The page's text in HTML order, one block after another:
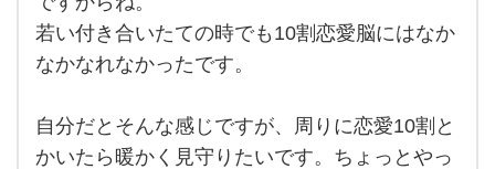
か。
まず
は2
人で
いる
お金
や安
定し
若い付き合いたての時でも10割恋愛脳にはなか
なかなれなかったです。
自分だとそんな感じですが、周りに恋愛10割と
かいたら暖かく見守りたいです。ちょっとやっ